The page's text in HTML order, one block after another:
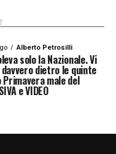
Alberto Petrosilli
solo la Nazionale. Vi
dietro le quinte
Primavera male del
e VIDEO